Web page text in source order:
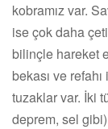
kobramız var.
ise çok daha
bilinçle hareket
bekası ve
tuzaklar var. İki
deprem, sel